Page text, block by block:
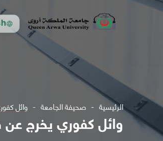
الرئيسية صحيفة الجامعة وائل
وائل كفوري يخرج